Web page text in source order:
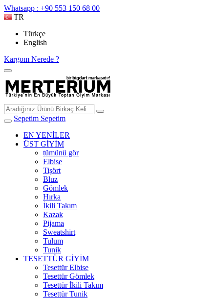
Whatsapp : +90 553 150 68 00
TR
Türkçe
English
Kargom Nerede ?
Sepetim Sepetim
EN YENİLER
ÜST GİYİM
tümünü gör
Elbise
Tişört
Bluz
Gömlek
Hırka
İkili Takım
Kazak
Pijama
Sweatshirt
Tulum
Tunik
TESETTÜR GİYİM
Tesettür Elbise
Tesettür Gömlek
Tesettür İkili Takım
Tesettür Tunik